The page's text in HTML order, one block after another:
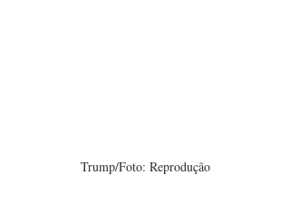
Trump/Foto: Reprodução